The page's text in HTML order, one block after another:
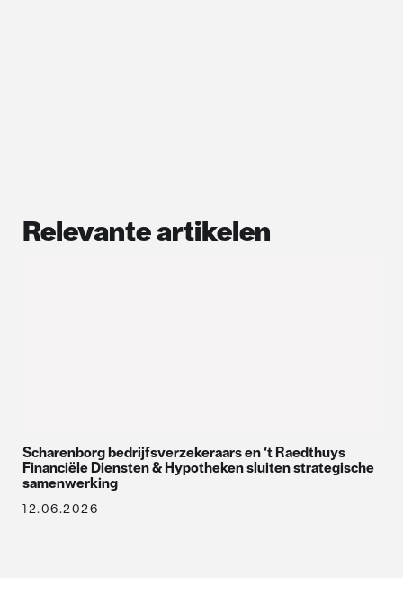
Relevante artikelen
Scharenborg bedrijfsverzekeraars en ‘t Raedthuys
Financiële Diensten & Hypotheken sluiten strategische
samenwerking
12.06.2026